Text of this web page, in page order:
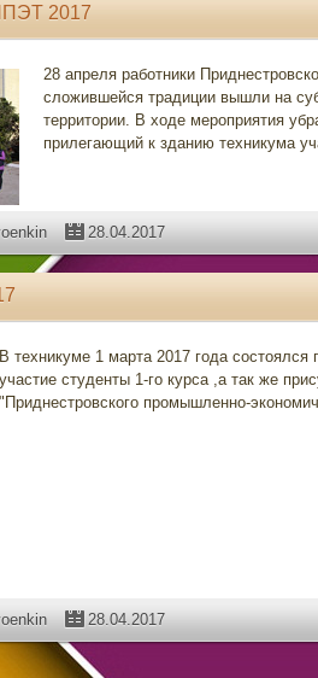
2017
28 апреля работники
сложившейся традиции вышли на
территории. В ходе мероприятия
прилегающий к зданию техникума
28.04.2017
В техникуме 1 марта 2017 года
участие студенты 1-го курса ,а так же
"Приднестровского промышленно-
28.04.2017